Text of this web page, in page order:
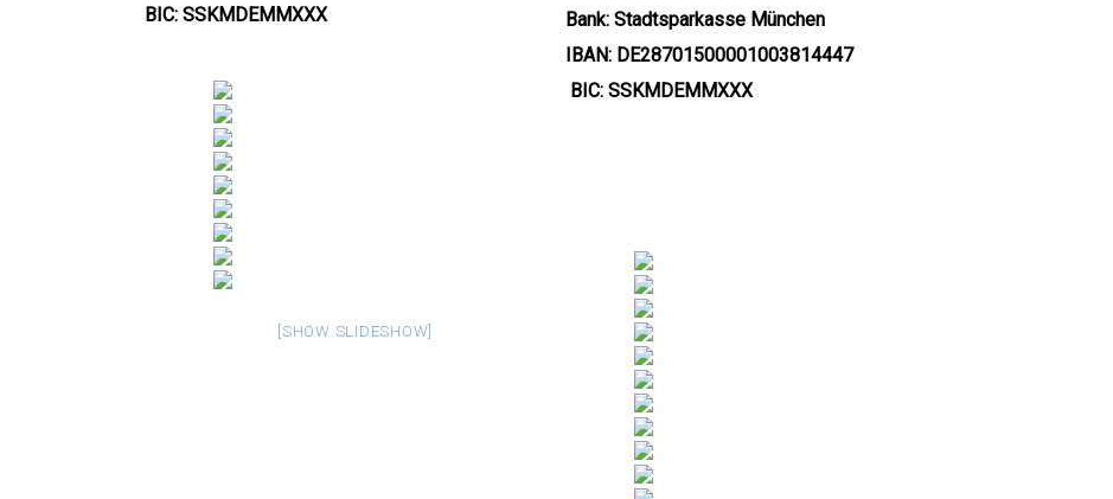
BIC: SSKMDEMMXXX
[SHOW SLIDESHOW]
Bank: Stadtsparkasse München
IBAN: DE28701500001003814447
BIC: SSKMDEMMXXX